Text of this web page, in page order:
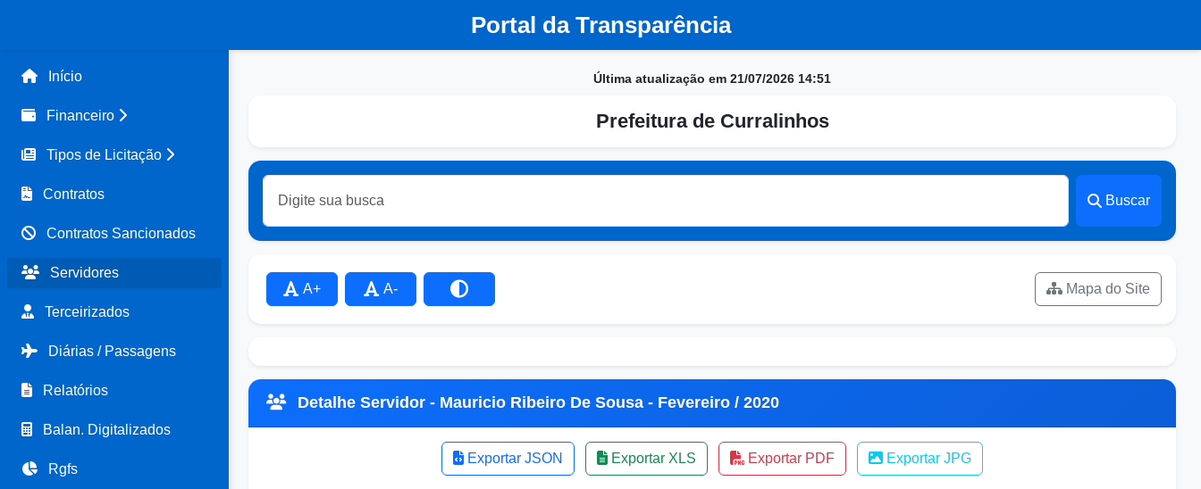
Portal da Transparência
Início
Financeiro
Tipos de Licitação
Contratos
Contratos Sancionados
Servidores
Terceirizados
Diárias / Passagens
Relatórios
Balan. Digitalizados
Rgfs
Última atualização em 21/07/2026 14:51
Prefeitura de Curralinhos
Buscar
A+ A- Mapa do Site
Detalhe Servidor - Mauricio Ribeiro De Sousa - Fevereiro / 2020
Exportar JSON Exportar XLS Exportar PDF Exportar JPG